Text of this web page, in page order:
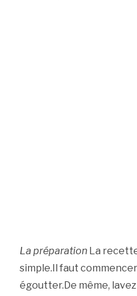
La préparationLa recette
simple.Il faut
égoutter.De même,